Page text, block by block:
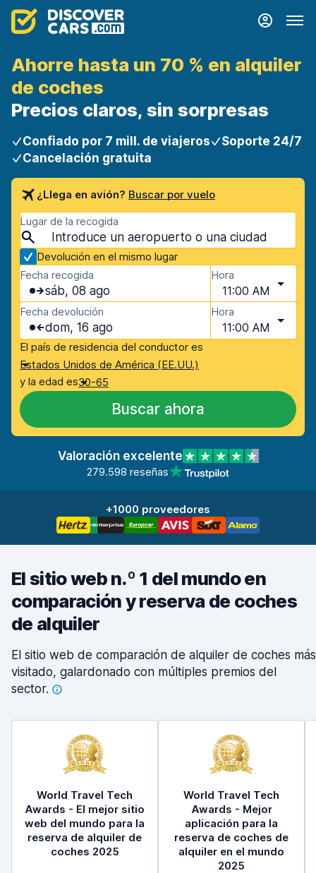
Ahorre hasta un 70 % en alquiler
de coches
Precios claros, sin sorpresas
Confiado por 7 mill. de viajeros
Soporte 24/7
Cancelación gratuita
¿Llega en avión? Buscar por vuelo
Lugar de la recogida
Devolución en el mismo lugar
Fecha recogida
sáb, 08 ago
Hora
11:00 AM
Fecha devolución
dom, 16 ago
Hora
11:00 AM
El país de residencia del conductor es
Estados Unidos de América (EE.UU.)
y la edad es30-65
Buscar ahora
Valoración excelente
279.598 reseñas
+1000 proveedores
El sitio web n.º 1 del mundo en
comparación y reserva de coches
de alquiler
El sitio web de comparación de alquiler de coches más
visitado, galardonado con múltiples premios del
sector.
World Travel Tech
Awards - El mejor sitio
web del mundo para la
reserva de alquiler de
coches 2025
World Travel Tech
Awards - Mejor
aplicación para la
reserva de coches de
alquiler en el mundo
2025